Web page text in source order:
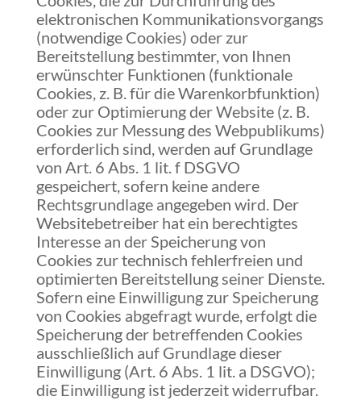
elektronischen Kommunikationsvorgangs
(notwendige Cookies) oder zur
Bereitstellung bestimmter, von Ihnen
erwünschter Funktionen (funktionale
Cookies, z. B. für die Warenkorbfunktion)
oder zur Optimierung der Website (z. B.
Cookies zur Messung des Webpublikums)
erforderlich sind, werden auf Grundlage
von Art. 6 Abs. 1 lit. f DSGVO
gespeichert, sofern keine andere
Rechtsgrundlage angegeben wird. Der
Websitebetreiber hat ein berechtigtes
Interesse an der Speicherung von
Cookies zur technisch fehlerfreien und
optimierten Bereitstellung seiner Dienste.
Sofern eine Einwilligung zur Speicherung
von Cookies abgefragt wurde, erfolgt die
Speicherung der betreffenden Cookies
ausschließlich auf Grundlage dieser
Einwilligung (Art. 6 Abs. 1 lit. a DSGVO);
die Einwilligung ist jederzeit widerrufbar.